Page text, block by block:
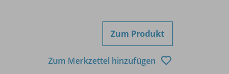
Zum Produkt
Zum Merkzettel hinzufügen